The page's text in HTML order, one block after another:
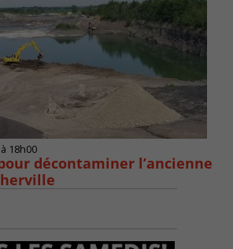
18h00
décontaminer l’ancienne